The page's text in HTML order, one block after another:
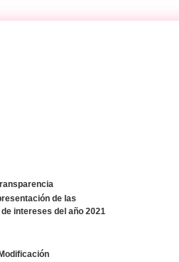
de las
intereses del año 2021